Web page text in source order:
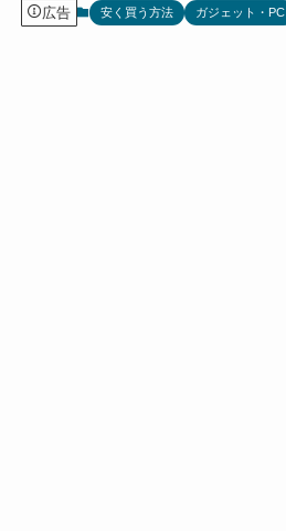
広告 安く買う方法 ガジェット・PC